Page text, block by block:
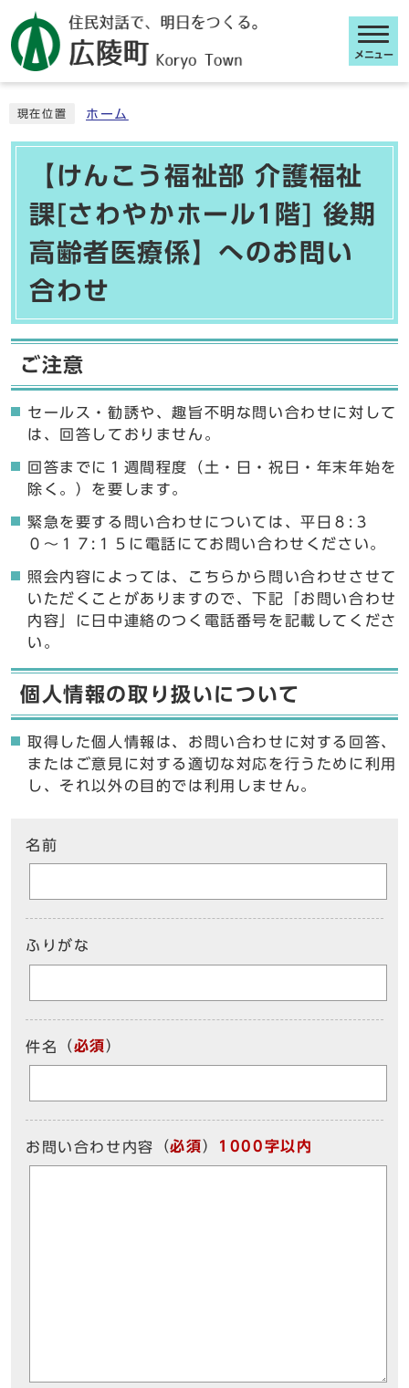
メニュー
現在位置 ホーム
【けんこう福祉部 介護福祉
課[さわやかホール1階] 後期
高齢者医療係】へのお問い
合わせ
ご注意
セールス・勧誘や、趣旨不明な問い合わせに対して
は、回答しておりません。
回答までに１週間程度（土・日・祝日・年末年始を
除く。）を要します。
緊急を要する問い合わせについては、平日８:３
０〜１７:１５に電話にてお問い合わせください。
照会内容によっては、こちらから問い合わせさせて
いただくことがありますので、下記「お問い合わせ
内容」に日中連絡のつく電話番号を記載してくださ
い。
個人情報の取り扱いについて
取得した個人情報は、お問い合わせに対する回答、
またはご意見に対する適切な対応を行うために利用
し、それ以外の目的では利用しません。
名前
ふりがな
件名 （必須）
お問い合わせ内容 （必須） 1000字以内